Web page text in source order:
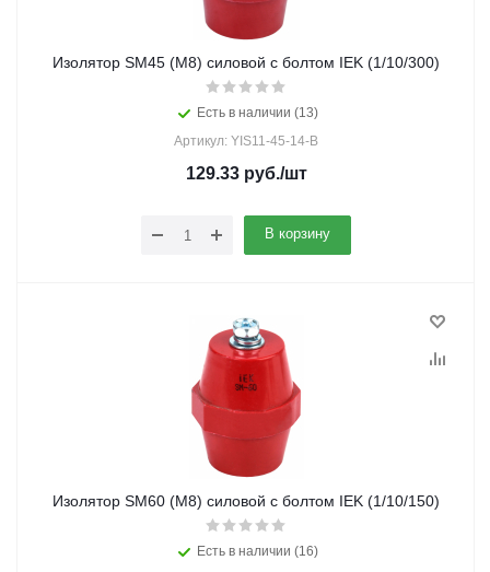
Изолятор SM45 (М8) силовой с болтом IEK (1/10/300)
Есть в наличии (13)
Артикул: YIS11-45-14-B
129.33руб./шт
В корзину
Изолятор SM60 (М8) силовой с болтом IEK (1/10/150)
Есть в наличии (16)